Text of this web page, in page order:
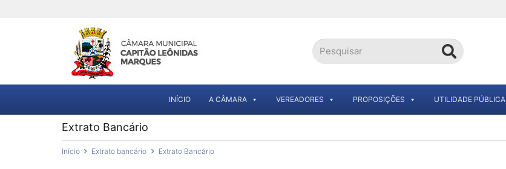
INÍCIO A CÂMARA VEREADORES PROPOSIÇÕES UTILIDADE PÚBLICA
Extrato Bancário
Início Extrato bancário Extrato Bancário